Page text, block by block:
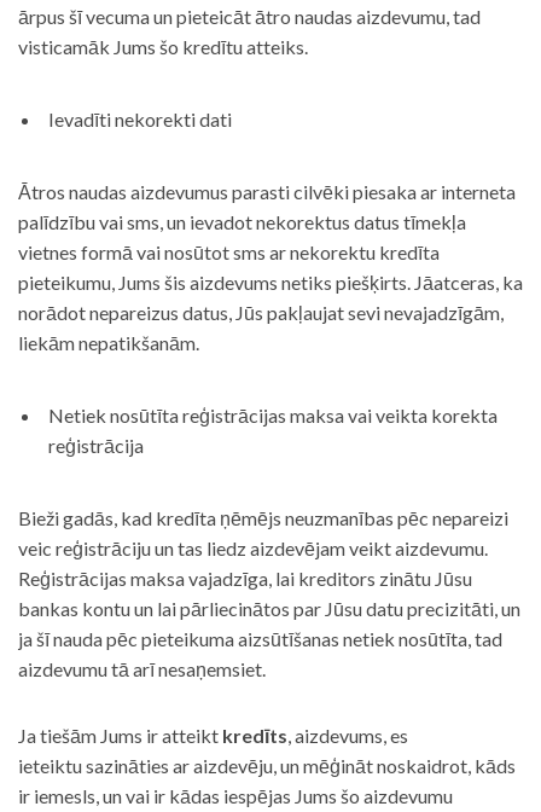
ārpus šī vecuma un pieteicāt ātro naudas aizdevumu, tad
visticamāk Jums šo kredītu atteiks.
Ievadīti nekorekti dati
Ātros naudas aizdevumus parasti cilvēki piesaka ar interneta
palīdzību vai sms, un ievadot nekorektus datus tīmekļa
vietnes formā vai nosūtot sms ar nekorektu kredīta
pieteikumu, Jums šis aizdevums netiks piešķirts. Jāatceras, ka
norādot nepareizus datus, Jūs pakļaujat sevi nevajadzīgām,
liekām nepatikšanām.
Netiek nosūtīta reģistrācijas maksa vai veikta korekta
reģistrācija
Bieži gadās, kad kredīta ņēmējs neuzmanības pēc nepareizi
veic reģistrāciju un tas liedz aizdevējam veikt aizdevumu.
Reģistrācijas maksa vajadzīga, lai kreditors zinātu Jūsu
bankas kontu un lai pārliecinātos par Jūsu datu precizitāti, un
ja šī nauda pēc pieteikuma aizsūtīšanas netiek nosūtīta, tad
aizdevumu tā arī nesaņemsiet.
Ja tiešām Jums ir atteikt kredīts, aizdevums, es
ieteiktu sazināties ar aizdevēju, un mēģināt noskaidrot, kāds
ir iemesls, un vai ir kādas iespējas Jums šo aizdevumu